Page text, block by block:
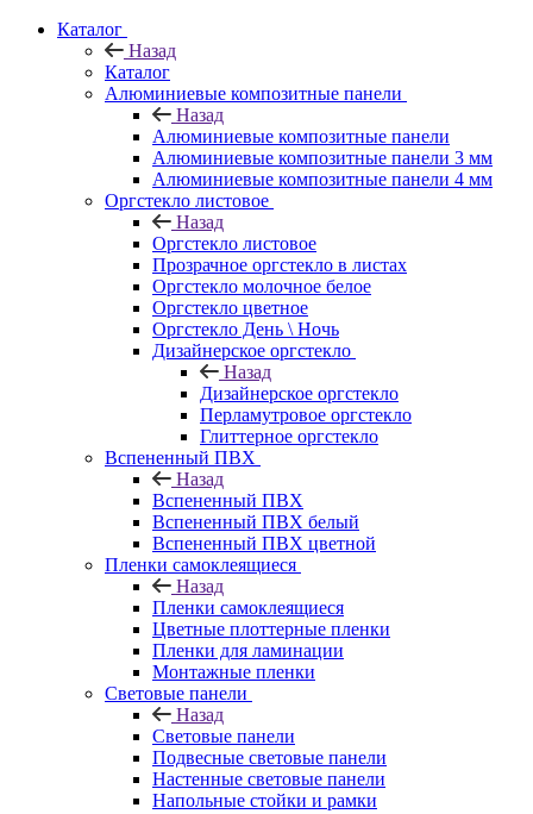
Каталог
Назад
Каталог
Алюминиевые композитные панели
Назад
Алюминиевые композитные панели
Алюминиевые композитные панели 3 мм
Алюминиевые композитные панели 4 мм
Оргстекло листовое
Назад
Оргстекло листовое
Прозрачное оргстекло в листах
Оргстекло молочное белое
Оргстекло цветное
Оргстекло День \ Ночь
Дизайнерское оргстекло
Назад
Дизайнерское оргстекло
Перламутровое оргстекло
Глиттерное оргстекло
Вспененный ПВХ
Назад
Вспененный ПВХ
Вспененный ПВХ белый
Вспененный ПВХ цветной
Пленки самоклеящиеся
Назад
Пленки самоклеящиеся
Цветные плоттерные пленки
Пленки для ламинации
Монтажные пленки
Световые панели
Назад
Световые панели
Подвесные световые панели
Настенные световые панели
Напольные стойки и рамки